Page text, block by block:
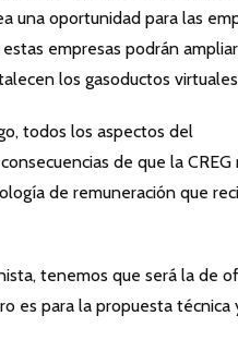
una oportunidad para las
empresas podrán
los gasoductos
todos los aspectos del
de que la CREG
de remuneración que
tenemos que será la de
es para la propuesta técnica